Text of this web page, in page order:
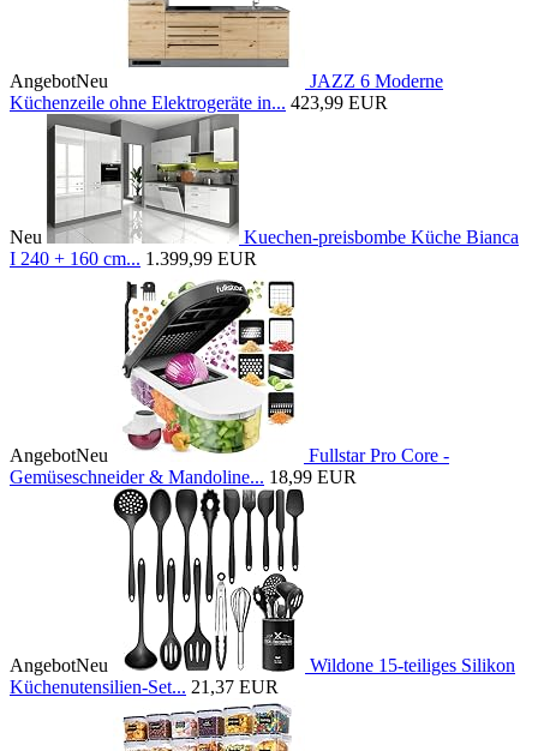
AngebotNeu
JAZZ 6 Moderne
Küchenzeile ohne Elektrogeräte in... 423,99 EUR
Neu
Kuechen-preisbombe Küche Bianca
I 240 + 160 cm... 1.399,99 EUR
AngebotNeu
Fullstar Pro Core -
Gemüseschneider & Mandoline... 18,99 EUR
AngebotNeu
Wildone 15-teiliges Silikon
Küchenutensilien-Set... 21,37 EUR